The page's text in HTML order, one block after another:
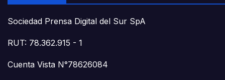
Sociedad Prensa Digital del Sur SpA
RUT: 78.362.915 - 1
Cuenta Vista N°78626084